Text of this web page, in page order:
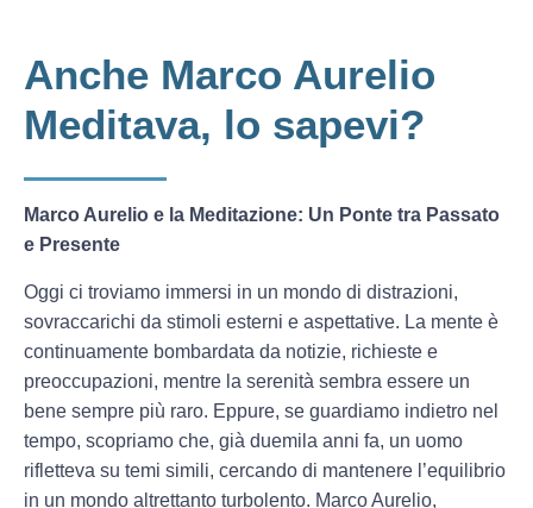
Anche Marco Aurelio
Meditava, lo sapevi?
Marco Aurelio e la Meditazione: Un Ponte tra Passato
e Presente
Oggi ci troviamo immersi in un mondo di distrazioni,
sovraccarichi da stimoli esterni e aspettative. La mente è
continuamente bombardata da notizie, richieste e
preoccupazioni, mentre la serenità sembra essere un
bene sempre più raro. Eppure, se guardiamo indietro nel
tempo, scopriamo che, già duemila anni fa, un uomo
rifletteva su temi simili, cercando di mantenere l’equilibrio
in un mondo altrettanto turbolento. Marco Aurelio,